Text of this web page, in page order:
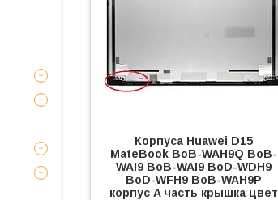
Корпуса Huawei D15
MateBook BoB-WAH9Q BoB-
WAI9 BoB-WAI9 BoD-WDH9
BoD-WFH9 BoB-WAH9P
корпус A часть крышка цвет